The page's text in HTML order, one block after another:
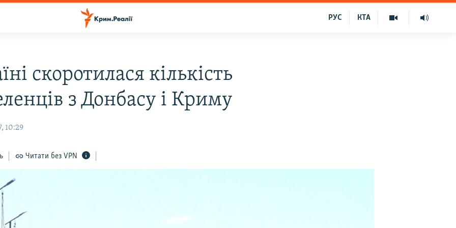
КТА
РУС
скоротилася кількість
з Донбасу і Криму
10:29
Читати без VPN